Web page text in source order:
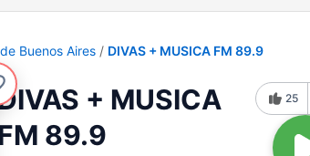
Buenos Aires DIVAS + MUSICA FM 89.9
+ MUSICA
89.9
25